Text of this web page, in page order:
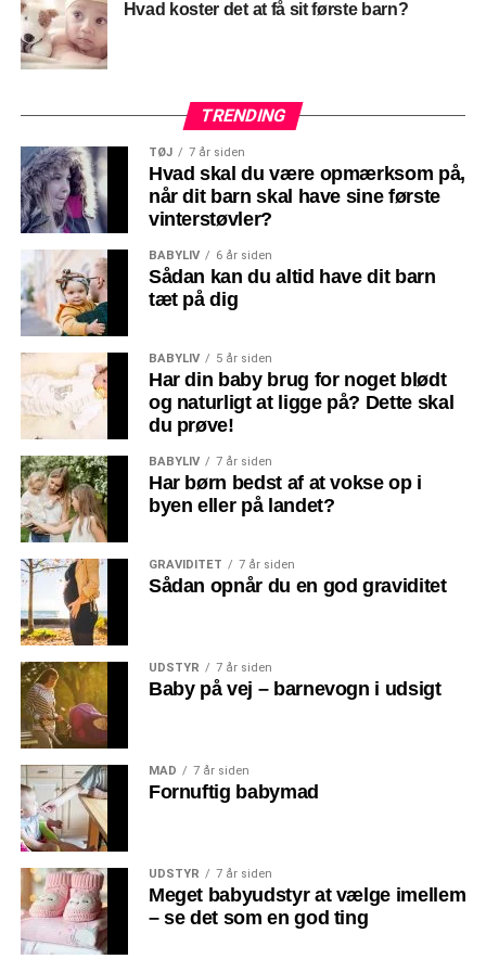
dette også gå udover fødderne. Det kan også føles som
om, at du ikke kan holde balancen, fordi dit tyngdepunkt
ændrer sig med et barn i maven.
Netop derfor er det super vigtigt at have nogle sko, som er
behagelige at gå i. De må ikke begrænse dine
bevægelser, men skal give en masse fleksibilitet til dine
fødder. Endeligt er der en god undskyldning for at kigge
på nye sko!
Hvad koster det at få sit første barn?
TRENDING
TØJ 7 år siden
Hvad skal du være opmærksom på,
når dit barn skal have sine første
vinterstøvler?
BABYLIV 6 år siden
Sådan kan du altid have dit barn
tæt på dig
BABYLIV 5 år siden
Har din baby brug for noget blødt
og naturligt at ligge på? Dette skal
du prøve!
BABYLIV 7 år siden
Har børn bedst af at vokse op i
byen eller på landet?
GRAVIDITET 7 år siden
Sådan opnår du en god graviditet
UDSTYR 7 år siden
Baby på vej – barnevogn i udsigt
MAD 7 år siden
Fornuftig babymad
UDSTYR 7 år siden
Meget babyudstyr at vælge imellem
– se det som en god ting